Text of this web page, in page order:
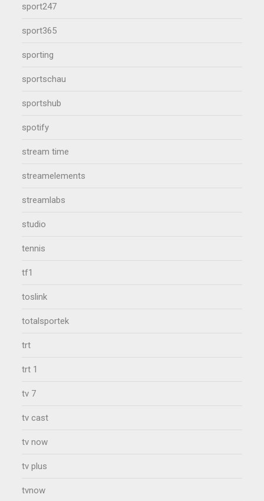
sport247
sport365
sporting
sportschau
sportshub
spotify
stream time
streamelements
streamlabs
studio
tennis
tf1
toslink
totalsportek
trt
trt 1
tv 7
tv cast
tv now
tv plus
tvnow